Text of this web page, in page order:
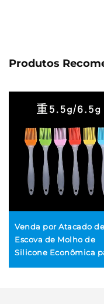
Produtos
Venda por Atacado de
Escova de Molho de
Silicone Econômica